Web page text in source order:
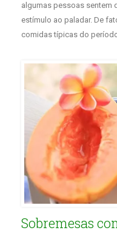
algumas pessoas sentem
estímulo ao paladar. De
comidas típicas do
Sobremesas